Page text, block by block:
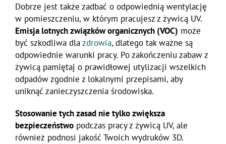
Dobrze jest także zadbać o odpowiednią wentylację
w pomieszczeniu, w którym pracujesz z żywicą UV.
Emisja lotnych związków organicznych (VOC) może
być szkodliwa dlazdrowia, dlatego tak ważne są
odpowiednie warunki pracy. Po zakończeniu zabaw z
żywicą pamiętaj o prawidłowej utylizacji wszelkich
odpadów zgodnie z lokalnymi przepisami, aby
uniknąć zanieczyszczenia środowiska.
Stosowanie tych zasad nie tylko zwiększa
bezpieczeństwo podczas pracy z żywicą UV, ale
również podnosi jakość Twoich wydruków 3D.